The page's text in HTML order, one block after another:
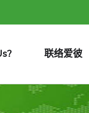
联络爱彼